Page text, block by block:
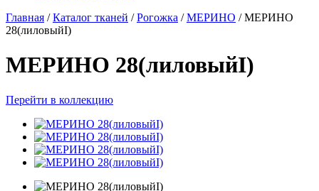
Главная / Каталог тканей / Рогожка / МЕРИНО / МЕРИНО
28(лиловыйI)
МЕРИНО 28(лиловыйI)
Перейти в коллекцию